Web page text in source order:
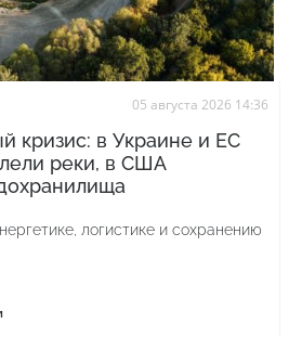
05 августа 2026 14:36
кризис: в Украине и ЕС
реки, в США
логистике и сохранению